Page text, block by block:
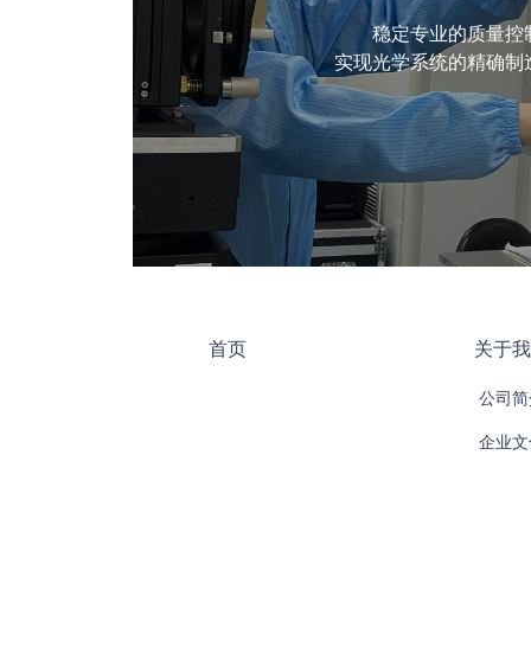
稳定专业的质量控
实现光学系统的精确制
首页 关于
公司
企业